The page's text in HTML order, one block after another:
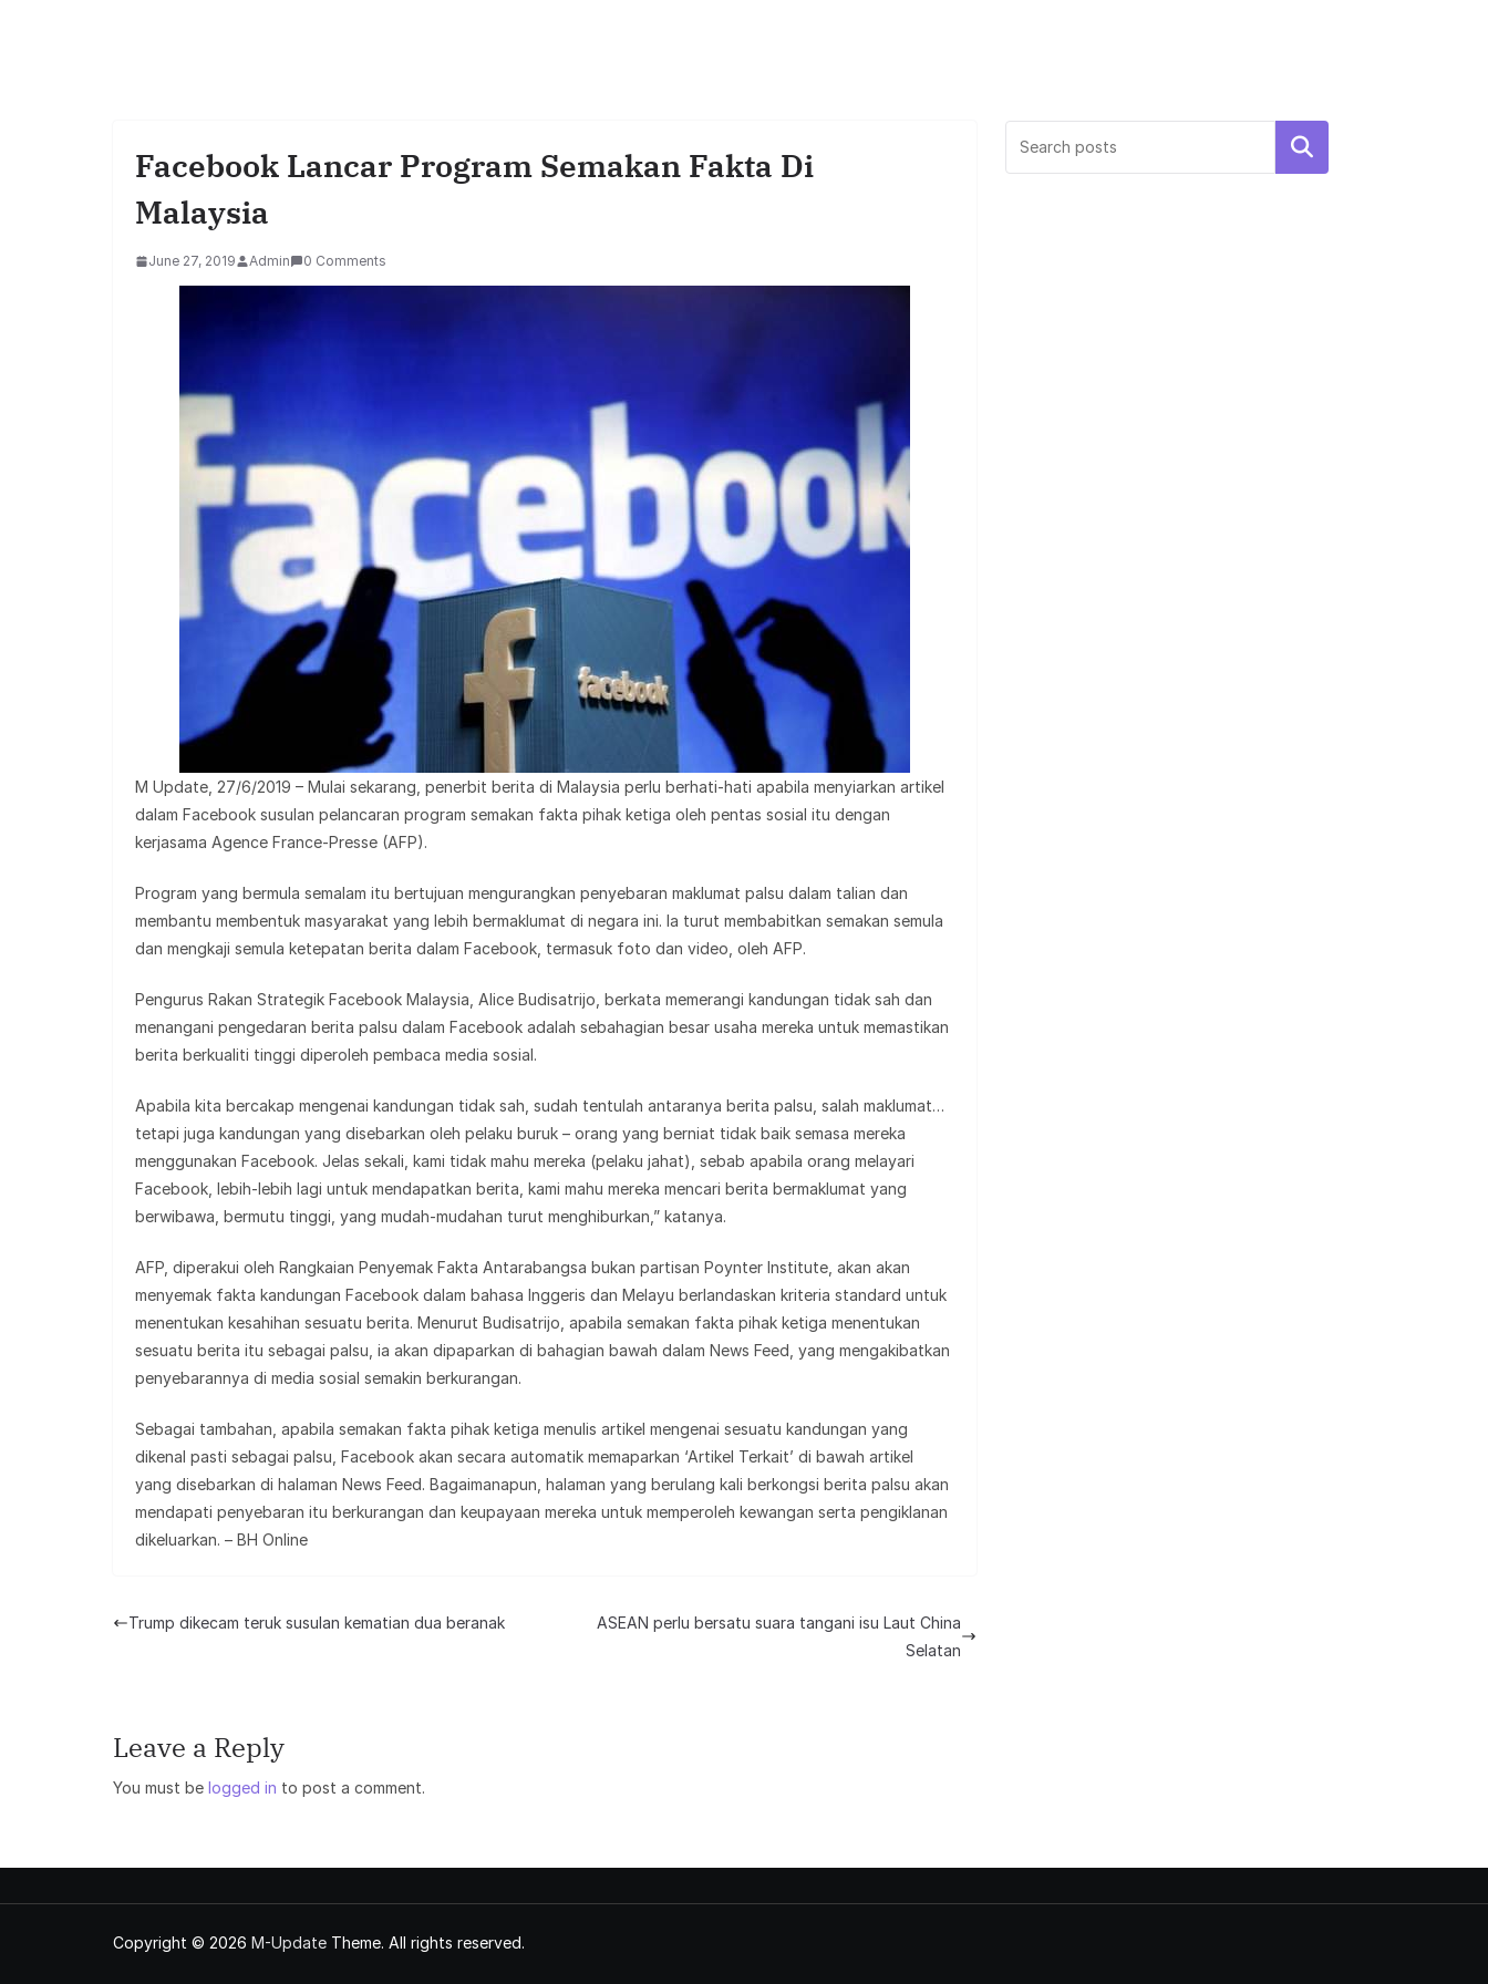
Facebook Lancar Program Semakan Fakta Di
Malaysia
June 27, 2019 Admin 0 Comments
M Update, 27/6/2019 – Mulai sekarang, penerbit berita di Malaysia perlu berhati-hati apabila menyiarkan artikel
dalam Facebook susulan pelancaran program semakan fakta pihak ketiga oleh pentas sosial itu dengan
kerjasama Agence France-Presse (AFP).
Program yang bermula semalam itu bertujuan mengurangkan penyebaran maklumat palsu dalam talian dan
membantu membentuk masyarakat yang lebih bermaklumat di negara ini. Ia turut membabitkan semakan semula
dan mengkaji semula ketepatan berita dalam Facebook, termasuk foto dan video, oleh AFP.
Pengurus Rakan Strategik Facebook Malaysia, Alice Budisatrijo, berkata memerangi kandungan tidak sah dan
menangani pengedaran berita palsu dalam Facebook adalah sebahagian besar usaha mereka untuk memastikan
berita berkualiti tinggi diperoleh pembaca media sosial.
Apabila kita bercakap mengenai kandungan tidak sah, sudah tentulah antaranya berita palsu, salah maklumat…
tetapi juga kandungan yang disebarkan oleh pelaku buruk – orang yang berniat tidak baik semasa mereka
menggunakan Facebook. Jelas sekali, kami tidak mahu mereka (pelaku jahat), sebab apabila orang melayari
Facebook, lebih-lebih lagi untuk mendapatkan berita, kami mahu mereka mencari berita bermaklumat yang
berwibawa, bermutu tinggi, yang mudah-mudahan turut menghiburkan,” katanya.
AFP, diperakui oleh Rangkaian Penyemak Fakta Antarabangsa bukan partisan Poynter Institute, akan akan
menyemak fakta kandungan Facebook dalam bahasa Inggeris dan Melayu berlandaskan kriteria standard untuk
menentukan kesahihan sesuatu berita. Menurut Budisatrijo, apabila semakan fakta pihak ketiga menentukan
sesuatu berita itu sebagai palsu, ia akan dipaparkan di bahagian bawah dalam News Feed, yang mengakibatkan
penyebarannya di media sosial semakin berkurangan.
Sebagai tambahan, apabila semakan fakta pihak ketiga menulis artikel mengenai sesuatu kandungan yang
dikenal pasti sebagai palsu, Facebook akan secara automatik memaparkan ‘Artikel Terkait’ di bawah artikel
yang disebarkan di halaman News Feed. Bagaimanapun, halaman yang berulang kali berkongsi berita palsu akan
mendapati penyebaran itu berkurangan dan keupayaan mereka untuk memperoleh kewangan serta pengiklanan
dikeluarkan. – BH Online
Trump dikecam teruk susulan kematian dua beranak
ASEAN perlu bersatu suara tangani isu Laut China
Selatan
Leave a Reply
You must be logged in to post a comment.
Search
Copyright © 2026 M-Update Theme. All rights reserved.